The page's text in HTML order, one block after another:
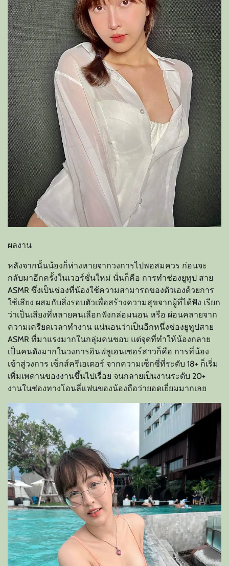
ผลงาน
หลังจากนั้นน้องก็ห่างหายจากวงการไปพอสมควร ก่อนจะ
กลับมาอีกครั้งในเวอร์ชั่นใหม่ นั่นก็คือ การทำช่องยูทูป สาย
ASMR ซึ่งเป็นช่องที่น้องใช้ความสามารถของตัวเองด้วยการ
ใช้เสียง ผสมกับสิ่งรอบตัวเพื่อสร้างความสุขจากผู้ที่ได้ฟัง เรียก
ว่าเป็นเสียงที่หลายคนเลือกฟังกล่อมนอน หรือ ผ่อนคลายจาก
ความเครียดเวลาทำงาน แน่นอนว่าเป็นอีกหนึ่งช่องยูทูปสาย
ASMR ที่มาแรงมากในกลุ่มคนชอบ แต่จุดที่ทำให้น้องกลาย
เป็นคนดังมากในวงการอินฟลูเอนเซอร์สาวก็คือ การที่น้อง
เข้าสู่วงการ เซ็กส์ครีเอเตอร์ จากความเซ็กซี่ที่ระดับ 18+ ก็เริ่ม
เพิ่มเพดานของงานขึ้นไปเรื่อย จนกลายเป็นงานระดับ 20+
งานในช่องทางโอนลี่แฟนของน้องถือว่ายอดเยี่ยมมากเลย